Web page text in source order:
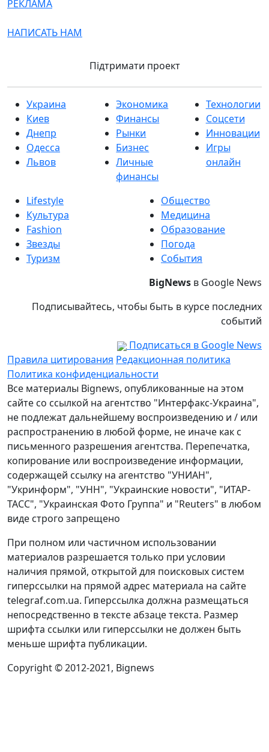
РЕКЛАМА
НАПИСАТЬ НАМ
Підтримати проект
Украина
Киев
Днепр
Одесса
Львов
Экономика
Финансы
Рынки
Бизнес
Личные
финансы
Технологии
Соцсети
Инновации
Игры
онлайн
Lifestyle
Культура
Fashion
Звезды
Туризм
Общество
Медицина
Образование
Погода
События
BigNews в Google News
Подписывайтесь, чтобы быть в курсе последних
событий
Подписаться в Google News
Правила цитирования Редакционная политика
Политика конфиденциальности
Все материалы Bignews, опубликованные на этом
сайте со ссылкой на агентство "Интерфакс-Украина",
не подлежат дальнейшему воспроизведению и / или
распространению в любой форме, не иначе как с
письменного разрешения агентства. Перепечатка,
копирование или воспроизведение информации,
содержащей ссылку на агентство "УНИАН",
"Укринформ", "УНН", "Украинские новости", "ИТАР-
ТАСС", "Украинская Фото Группа" и "Reuters" в любом
виде строго запрещено
При полном или частичном использовании
материалов разрешается только при условии
наличия прямой, открытой для поисковых систем
гиперссылки на прямой адрес материала на сайте
telegraf.com.ua. Гиперссылка должна размещаться
непосредственно в тексте абзаце текста. Размер
шрифта ссылки или гиперссылки не должен быть
меньше шрифта публикации.
Copyright © 2012-2021, Bignews